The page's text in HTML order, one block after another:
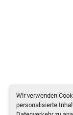
Wir verwenden
personalisierte